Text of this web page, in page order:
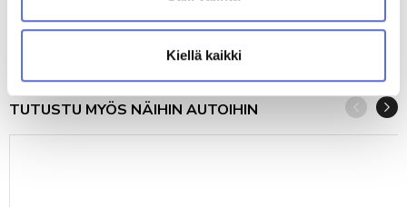
Kiellä kaikki
AUTOMATIC
alk.440€/KK tai 40 519 €
TUTUSTU MYÖS NÄIHIN AUTOIHIN